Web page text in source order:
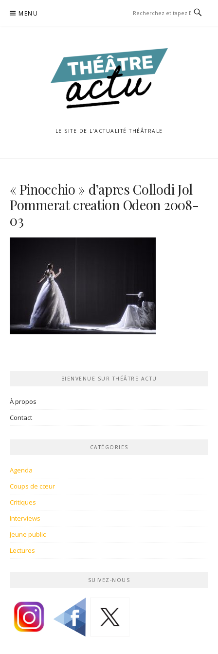
MENU
LE SITE DE L’ACTUALITÉ THÉÂTRALE
« Pinocchio » d’apres Collodi Jol
Pommerat creation Odeon 2008-
03
BIENVENUE SUR THÉÂTRE ACTU
À propos
Contact
CATÉGORIES
Agenda
Coups de cœur
Critiques
Interviews
Jeune public
Lectures
SUIVEZ-NOUS